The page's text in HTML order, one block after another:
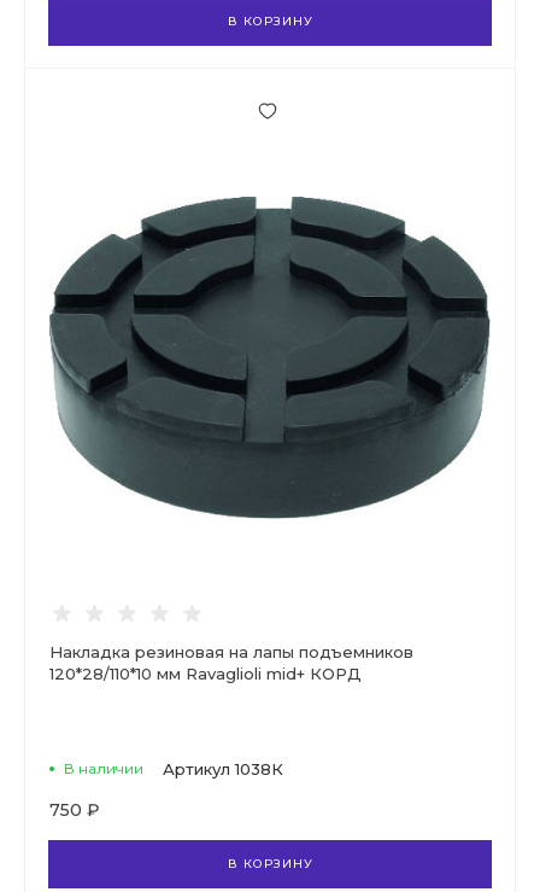
В КОРЗИНУ
Накладка резиновая на лапы подъемников
120*28/110*10 мм Ravaglioli mid+ КОРД
В наличии Артикул 1038К
750 ₽
В КОРЗИНУ